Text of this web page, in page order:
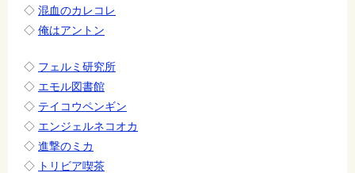
◇ 混血のカレコレ
◇ 俺はアントン
◇ フェルミ研究所
◇ エモル図書館
◇ テイコウペンギン
◇ エンジェルネコオカ
◇ 進撃のミカ
◇ トリビア喫茶